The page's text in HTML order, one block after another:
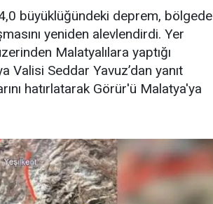
büyüklüğündeki deprem, bölgede
yeniden alevlendirdi. Yer
Malatyalılara yaptığı
Valisi Seddar Yavuz’dan yanıt
hatırlatarak Görür'ü Malatya'ya